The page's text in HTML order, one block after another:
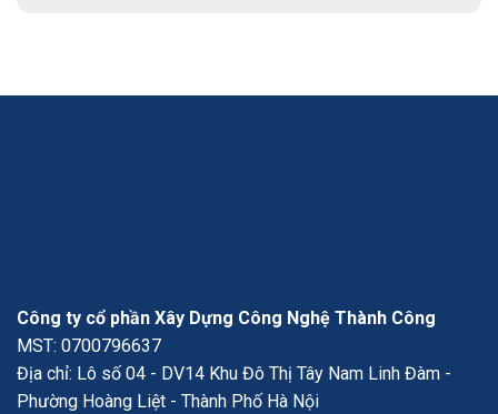
Công ty cổ phần Xây Dựng Công Nghệ Thành Công
MST: 0700796637
Địa chỉ: Lô số 04 - DV14 Khu Đô Thị Tây Nam Linh Đàm -
Phường Hoàng Liệt - Thành Phố Hà Nội